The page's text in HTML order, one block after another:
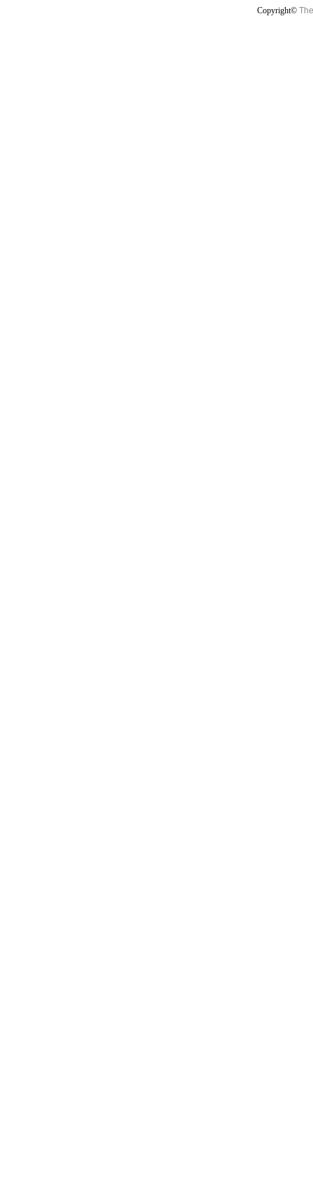
Copyright©